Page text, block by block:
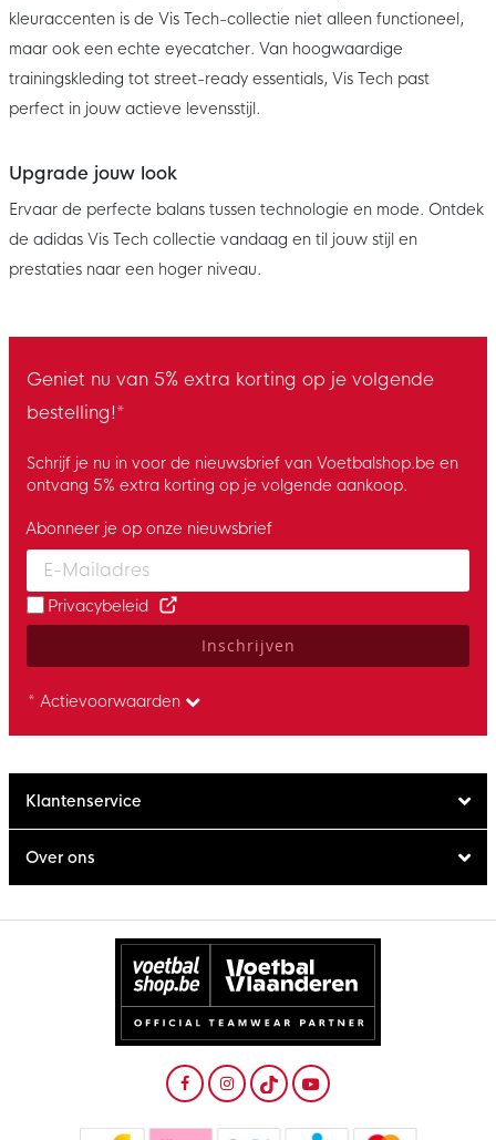
kleuraccenten is de Vis Tech-collectie niet alleen functioneel,
maar ook een echte eyecatcher. Van hoogwaardige
trainingskleding tot street-ready essentials, Vis Tech past
perfect in jouw actieve levensstijl.
Upgrade jouw look
Ervaar de perfecte balans tussen technologie en mode. Ontdek
de adidas Vis Tech collectie vandaag en til jouw stijl en
prestaties naar een hoger niveau.
Geniet nu van 5% extra korting op je volgende
bestelling!*
Schrijf je nu in voor de nieuwsbrief van Voetbalshop.be en
ontvang 5% extra korting op je volgende aankoop.
Enter your email and accept the privacy policy to subscribe to
Abonneer je op onze nieuwsbrief
Privacybeleid
Inschrijven
* Actievoorwaarden
Klantenservice
Over ons